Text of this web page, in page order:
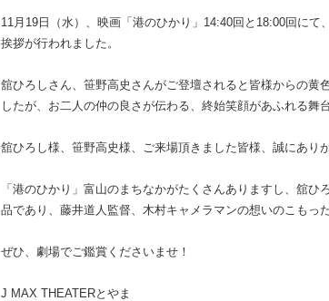
11月19日（水）、映画「港のひかり」14:40回と18:00回に
挨拶が行われました。
舘ひろしさん、笹野高史さんがご登壇されると皆様からの黄
したが、お二人の仲の良さが伝わる、終始笑顔があふれる舞
舘ひろし様、笹野高史様、ご来場頂きました皆様、誠にあり
「港のひかり」富山のまちなかがたくさんありますし、舘
品であり、藤井道人監督、木村キャメラマンの想いのこもっ
ぜひ、劇場でご鑑賞くださいませ！
J MAX THEATERとやま